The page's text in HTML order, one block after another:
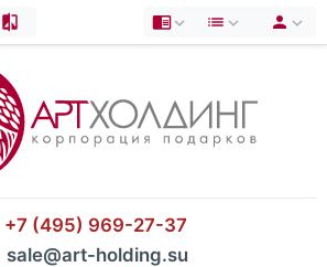
⠀+7 (495) 969-27-37
⠀sale@art-holding.su